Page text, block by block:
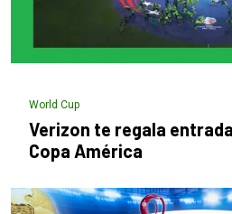
World Cup
Verizon te regala
Copa América